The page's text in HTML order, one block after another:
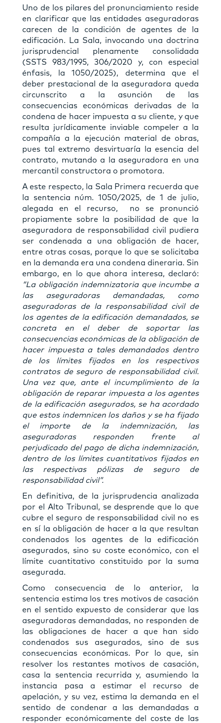
Uno de los pilares del pronunciamiento reside
en clarificar que las entidades aseguradoras
carecen de la condición de agentes de la
edificación. La Sala, invocando una doctrina
jurisprudencial plenamente consolidada
(SSTS 983/1995, 306/2020 y, con especial
énfasis, la 1050/2025), determina que el
deber prestacional de la aseguradora queda
circunscrito a la asunción de las
consecuencias económicas derivadas de la
condena de hacer impuesta a su cliente, y que
resulta jurídicamente inviable compeler a la
compañía a la ejecución material de obras,
pues tal extremo desvirtuaría la esencia del
contrato, mutando a la aseguradora en una
mercantil constructora o promotora.
A este respecto, la Sala Primera recuerda que
la sentencia núm. 1050/2025, de 1 de julio,
alegada en el recurso, no se pronunció
propiamente sobre la posibilidad de que la
aseguradora de responsabilidad civil pudiera
ser condenada a una obligación de hacer,
entre otras cosas, porque lo que se solicitaba
en la demanda era una condena dineraria. Sin
embargo, en lo que ahora interesa, declaró:
“La obligación indemnizatoria que incumbe a
las aseguradoras demandadas, como
aseguradoras de la responsabilidad civil de
los agentes de la edificación demandados, se
concreta en el deber de soportar las
consecuencias económicas de la obligación de
hacer impuesta a tales demandados dentro
de los límites fijados en los respectivos
contratos de seguro de responsabilidad civil.
Una vez que, ante el incumplimiento de la
obligación de reparar impuesta a los agentes
de la edificación asegurados, se ha acordado
que estos indemnicen los daños y se ha fijado
el importe de la indemnización, las
aseguradoras responden frente al
perjudicado del pago de dicha indemnización,
dentro de los límites cuantitativos fijados en
las respectivas pólizas de seguro de
responsabilidad civil”.
En definitiva, de la jurisprudencia analizada
por el Alto Tribunal, se desprende que lo que
cubre el seguro de responsabilidad civil no es
en sí la obligación de hacer a la que resultan
condenados los agentes de la edificación
asegurados, sino su coste económico, con el
límite cuantitativo constituido por la suma
asegurada.
Como consecuencia de lo anterior, la
sentencia estima los tres motivos de casación
en el sentido expuesto de considerar que las
aseguradoras demandadas, no responden de
las obligaciones de hacer a que han sido
condenados sus asegurados, sino de sus
consecuencias económicas. Por lo que, sin
resolver los restantes motivos de casación,
casa la sentencia recurrida y, asumiendo la
instancia pasa a estimar el recurso de
apelación, y su vez, estima la demanda en el
sentido de condenar a las demandadas a
responder económicamente del coste de las